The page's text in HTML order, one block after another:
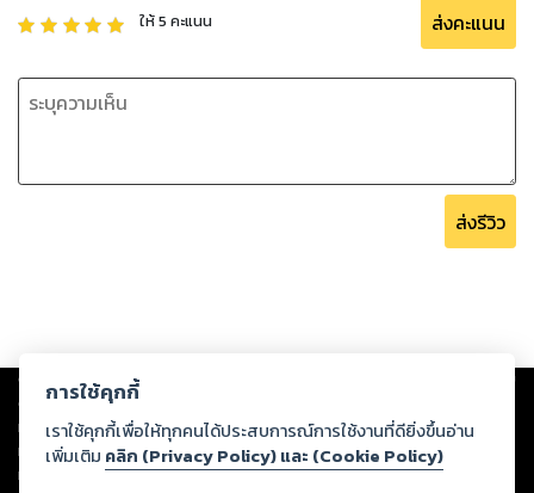
ให้5 คะแนน ส่งคะแนน
ส่งรีวิว
Copyright © 2026
ต่อผลงานหรือเนื้อหาใดที่อัปโหลดผ่านเว็บไซต์และปรากฏว่าละเมิดสิทธิใน
ทรัพย์สินทางปัญญาของบุคคลอื่นหรือขัดต่อกฎหมายและศีลธรรม ดังนั้น ผู้อ่าน
ทุกท่านโปรดใช้วิจารณญาณในการกลั่นกรองด้วยตนเอง และหากท่านพบว่าส่วน
หนึ่งส่วนใดขัดต่อกฎหมายและศีลธรรม กรุณาแจ้งมายังบริษัท เพื่อทีมงานจะได้
การใช้คุกกี้
เราใช้คุกกี้เพื่อให้ทุกคนได้ประสบการณ์การใช้งานที่ดียิ่งขึ้นอ่าน
เพิ่มเติม คลิก (Privacy Policy) และ (Cookie Policy)